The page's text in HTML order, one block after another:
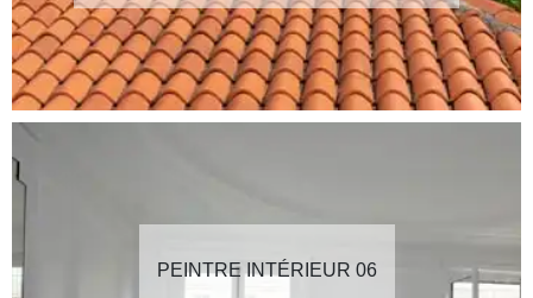
PEINTRE INTÉRIEUR 06